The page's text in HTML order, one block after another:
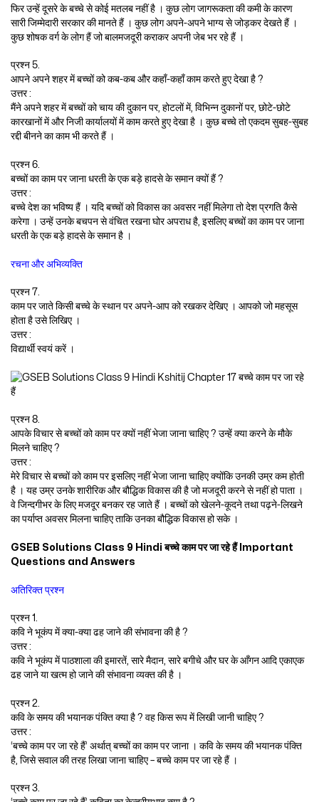
फिर उन्हें दूसरे के बच्चे से कोई मतलब नहीं है । कुछ लोग जागरूकता की कमी के कारण
सारी जिम्मेदारी सरकार की मानते हैं । कुछ लोग अपने-अपने भाग्य से जोड़कर देखते हैं ।
कुछ शोषक वर्ग के लोग हैं जो बालमजदूरी कराकर अपनी जेब भर रहे हैं ।
प्रश्न 5.
आपने अपने शहर में बच्चों को कब-कब और कहाँ-कहाँ काम करते हुए देखा है ?
उत्तर :
मैंने अपने शहर में बच्चों को चाय की दुकान पर, होटलों में, विभिन्न दुकानों पर, छोटे-छोटे
कारखानों में और निजी कार्यालयों में काम करते हुए देखा है । कुछ बच्चे तो एकदम सुबह-सुबह
रद्दी बीनने का काम भी करते हैं ।
प्रश्न 6.
बच्चों का काम पर जाना धरती के एक बड़े हादसे के समान क्यों हैं ?
उत्तर :
बच्चे देश का भविष्य हैं । यदि बच्चों को विकास का अवसर नहीं मिलेगा तो देश प्रगति कैसे
करेगा । उन्हें उनके बचपन से वंचित रखना घोर अपराध है, इसलिए बच्चों का काम पर जाना
धरती के एक बड़े हादसे के समान है ।
रचना और अभिव्यक्ति
प्रश्न 7.
काम पर जाते किसी बच्चे के स्थान पर अपने-आप को रखकर देखिए । आपको जो महसूस
होता है उसे लिखिए ।
उत्तर :
विद्यार्थी स्वयं करें ।
प्रश्न 8.
आपके विचार से बच्चों को काम पर क्यों नहीं भेजा जाना चाहिए ? उन्हें क्या करने के मौके
मिलने चाहिए ?
उत्तर :
मेरे विचार से बच्चों को काम पर इसलिए नहीं भेजा जाना चाहिए क्योंकि उनकी उम्र कम होती
है । यह उम्र उनके शारीरिक और बौद्धिक विकास की है जो मजदूरी करने से नहीं हो पाता ।
वे जिन्दगीभर के लिए मजदूर बनकर रह जाते हैं । बच्चों को खेलने-कूदने तथा पढ़ने-लिखने
का पर्याप्त अवसर मिलना चाहिए ताकि उनका बौद्धिक विकास हो सके ।
GSEB Solutions Class 9 Hindi बच्चे काम पर जा रहे हैं Important
Questions and Answers
अतिरिक्त प्रश्न
प्रश्न 1.
कवि ने भूकंप में क्या-क्या ढह जाने की संभावना की है ?
उत्तर :
कवि ने भूकंप में पाठशाला की इमारतें, सारे मैदान, सारे बगीचे और घर के आँगन आदि एकाएक
ढह जाने या खत्म हो जाने की संभावना व्यक्त की है ।
प्रश्न 2.
कवि के समय की भयानक पंक्ति क्या है ? वह किस रूप में लिखी जानी चाहिए ?
उत्तर :
‘बच्चे काम पर जा रहे हैं’ अर्थात् बच्चों का काम पर जाना । कवि के समय की भयानक पंक्ति
है, जिसे सवाल की तरह लिखा जाना चाहिए – बच्चे काम पर जा रहे हैं ।
प्रश्न 3.